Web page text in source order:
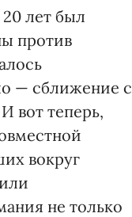
лет был
против
— сближение с
вот теперь,
вокруг
не только